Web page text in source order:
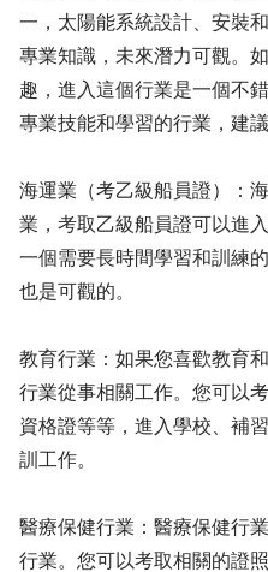
一，太陽能系統設計、安裝
專業知識，未來潛力可觀。
趣，進入這個行業是一個不
專業技能和學習的行業，建
海運業（考乙級船員證）：
業，考取乙級船員證可以進
一個需要長時間學習和訓練
也是可觀的。
教育行業：如果您喜歡教育
行業從事相關工作。您可以
資格證等等，進入學校、補
訓工作。
醫療保健行業：醫療保健行
行業。您可以考取相關的證